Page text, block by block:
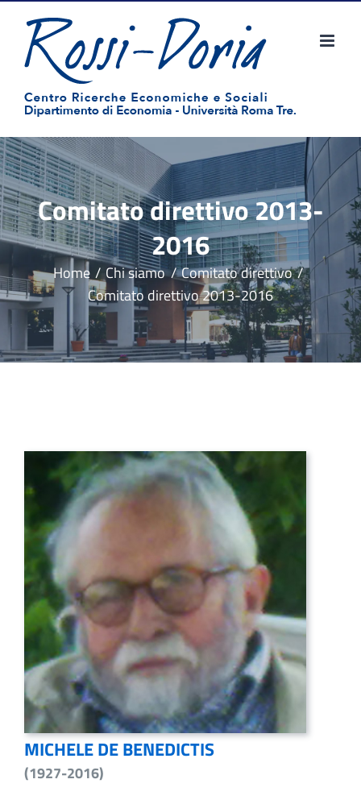
contenuto
Comitato direttivo 2013-
2016
Home Chi siamo
Comitato direttivo
Comitato direttivo 2013-2016
MICHELE DE BENEDICTIS
(1927-2016)